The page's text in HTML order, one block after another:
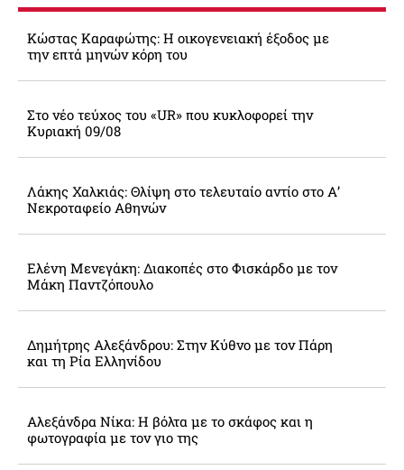
Κώστας Καραφώτης: Η οικογενειακή έξοδος με
την επτά μηνών κόρη του
Στο νέο τεύχος του «UR» που κυκλοφορεί την
Κυριακή 09/08
Λάκης Χαλκιάς: Θλίψη στο τελευταίο αντίο στο Α’
Νεκροταφείο Αθηνών
Ελένη Μενεγάκη: Διακοπές στο Φισκάρδο με τον
Μάκη Παντζόπουλο
Δημήτρης Αλεξάνδρου: Στην Κύθνο με τον Πάρη
και τη Ρία Ελληνίδου
Αλεξάνδρα Νίκα: Η βόλτα με το σκάφος και η
φωτογραφία με τον γιο της